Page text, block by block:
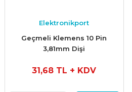
Elektronikport
Geçmeli Klemens 10 Pin
3,81mm Dişi
31,68 TL + KDV